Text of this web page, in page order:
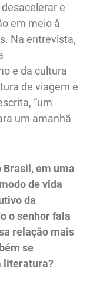
e
em meio à
Na entrevista,
e da cultura
de viagem e
“um
um amanhã
em uma
de vida
da
o senhor fala
relação mais
se
literatura?